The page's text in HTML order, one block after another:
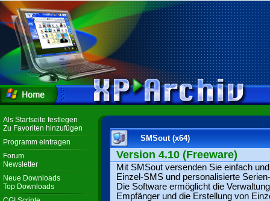
Als Startseite festlegen
Zu Favoriten hinzufügen
Programm eintragen
Forum
Newsletter
Neue Downloads
Top Downloads
SMSout (x64)
Version 4.10 (Freeware)
Mit SMSout versenden Sie einfach
Einzel-SMS und personalisierte
Die Software ermöglicht die
Empfänger und die Erstellung von